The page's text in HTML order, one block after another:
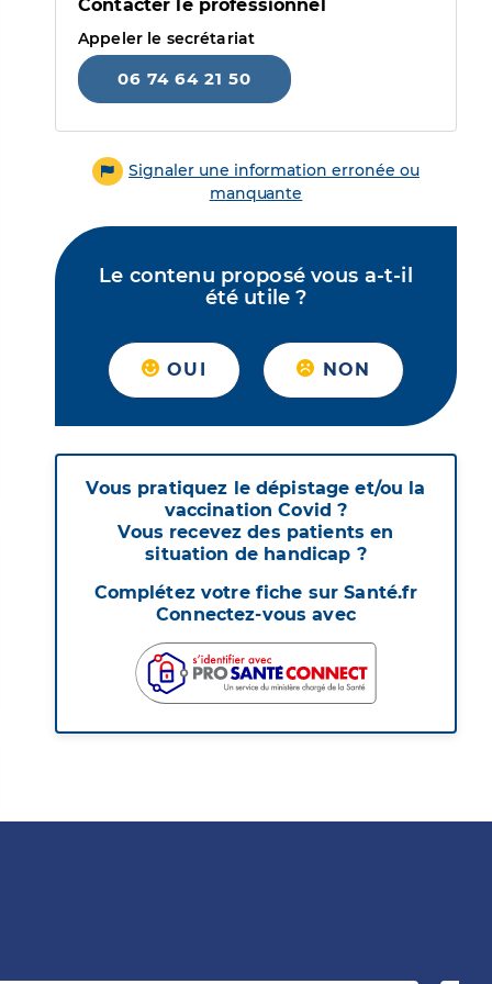
Contacter le professionnel
Appeler le secrétariat
06 74 64 21 50
Signaler une information erronée ou
manquante
Le contenu proposé vous a-t-il
été utile ?
OUI NON
Vous pratiquez le dépistage et/ou la
vaccination Covid ?
Vous recevez des patients en
situation de handicap ?
Complétez votre fiche sur Santé.fr
Connectez-vous avec